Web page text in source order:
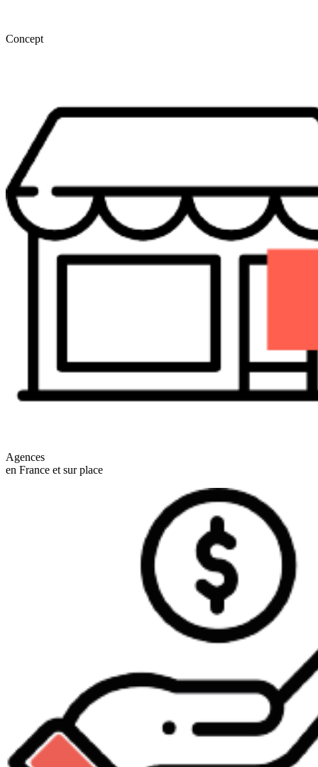
Concept
Agences
en France et sur place